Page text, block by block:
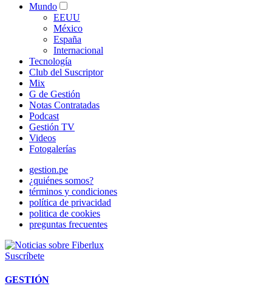
Mundo
EEUU
México
España
Internacional
Tecnología
Club del Suscriptor
Mix
G de Gestión
Notas Contratadas
Podcast
Gestión TV
Videos
Fotogalerías
gestion.pe
¿quiénes somos?
términos y condiciones
política de privacidad
politica de cookies
preguntas frecuentes
Suscríbete
GESTIÓN